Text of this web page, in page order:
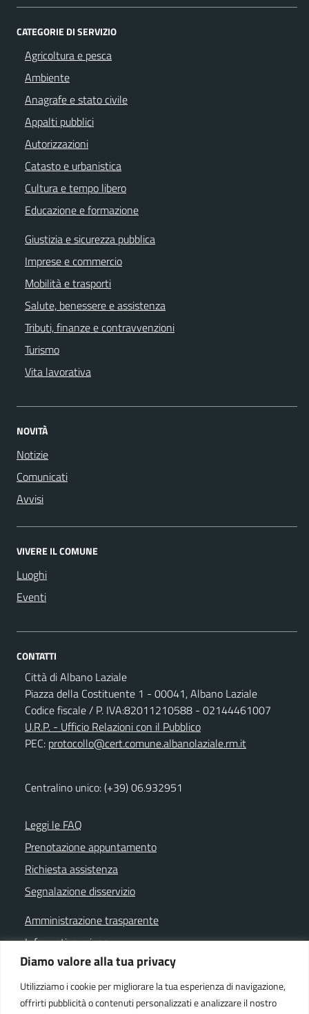
Diamo valore alla tua privacy
Utilizziamo i cookie per migliorare la tua esperienza di navigazione,
offrirti pubblicità o contenuti personalizzati e analizzare il nostro
CATEGORIE DI SERVIZIO
Agricoltura e pesca
Ambiente
Anagrafe e stato civile
Appalti pubblici
Autorizzazioni
Catasto e urbanistica
Cultura e tempo libero
Educazione e formazione
Giustizia e sicurezza pubblica
Imprese e commercio
Mobilità e trasporti
Salute, benessere e assistenza
Tributi, finanze e contravvenzioni
Turismo
Vita lavorativa
NOVITÀ
Notizie
Comunicati
Avvisi
VIVERE IL COMUNE
Luoghi
Eventi
CONTATTI
Città di Albano Laziale
Piazza della Costituente 1 - 00041, Albano Laziale
Codice fiscale / P. IVA:82011210588 - 02144461007
U.R.P. - Ufficio Relazioni con il Pubblico
PEC: protocollo@cert.comune.albanolaziale.rm.it
Centralino unico: (+39) 06.932951
Leggi le FAQ
Prenotazione appuntamento
Richiesta assistenza
Segnalazione disservizio
Amministrazione trasparente
Informativa privacy
Note legali
Dichiarazione di accessibilità
Cookie policy